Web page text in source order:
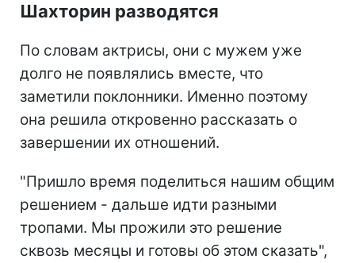
Шахторин разводятся
По словам актрисы, они с мужем уже
долго не появлялись вместе, что
заметили поклонники. Именно поэтому
она решила откровенно рассказать о
завершении их отношений.
"Пришло время поделиться нашим общим
решением - дальше идти разными
тропами. Мы прожили это решение
сквозь месяцы и готовы об этом сказать",